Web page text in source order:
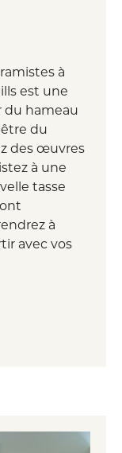
à
est une
hameau
du
des œuvres
à une
tasse
à
avec vos